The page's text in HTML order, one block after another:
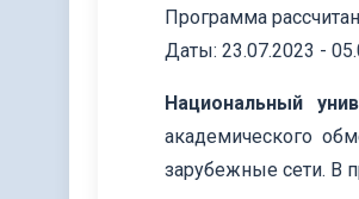
Программа
Даты: 23.07.2023 -
Национальный
академического
зарубежные сети. В